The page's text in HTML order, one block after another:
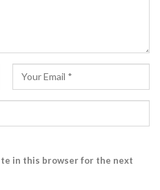
in this browser for the next